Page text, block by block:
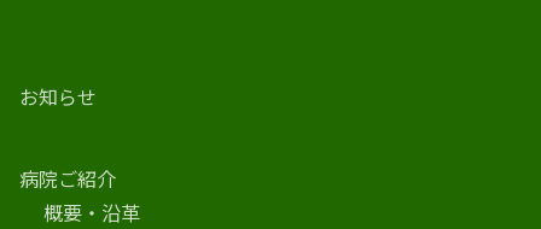
お知らせ
病院ご紹介
概要・沿革